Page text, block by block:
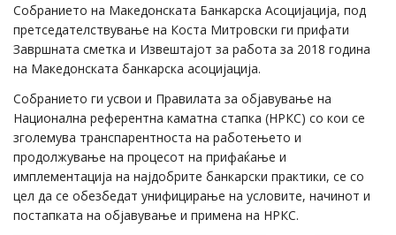
Собранието на Македонската Банкарска Асоцијација, под
претседателствување на Коста Митровски ги прифати
Завршната сметка и Извештајот за работа за 2018 година
на Македонската банкарска асоцијација.
Собранието ги усвои и Правилата за објавување на
Национална референтна каматна стапка (НРКС) со кои се
зголемува транспарентноста на работењето и
продолжување на процесот на прифаќање и
имплементација на најдобрите банкарски практики, се со
цел да се обезбедат унифицирање на условите, начинот и
постапката на објавување и примена на НРКС.